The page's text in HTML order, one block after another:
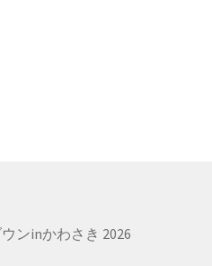
ンinかわさき 2026